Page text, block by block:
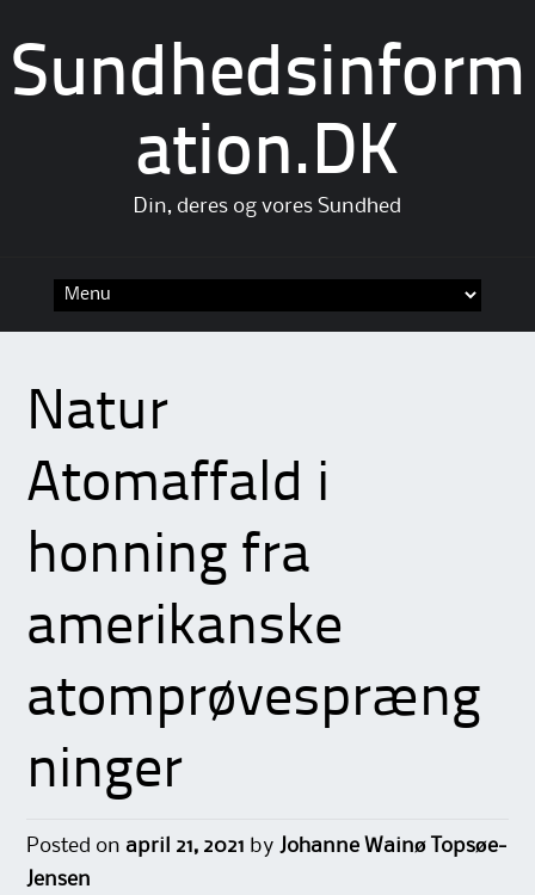
Sundhedsinform
ation.DK
Din, deres og vores Sundhed
Natur
Atomaffald i
honning fra
amerikanske
atomprøvespræng
ninger
Posted on april 21, 2021 by Johanne Wainø Topsøe-
Jensen